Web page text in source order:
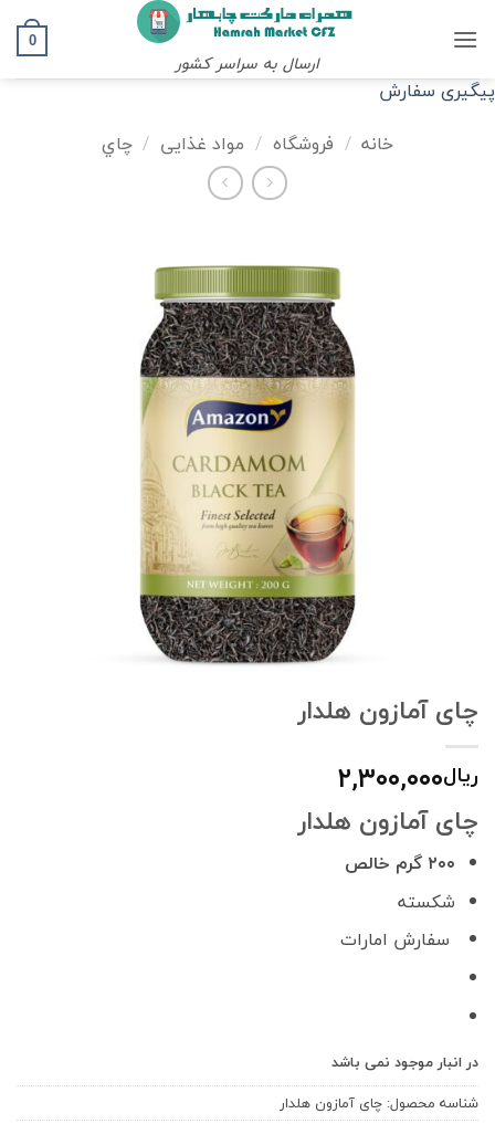
ارسال به سراسر کشور
0
پیگیری سفارش
خانه / فروشگاه / مواد غذایی / چاي
چای آمازون هلدار
ریال۲,۳۰۰,۰۰۰
چای آمازون هلدار
۲۰۰ گرم خالص
شکسته
سفارش امارات
در انبار موجود نمی باشد
شناسه محصول: چای آمازون هلدار